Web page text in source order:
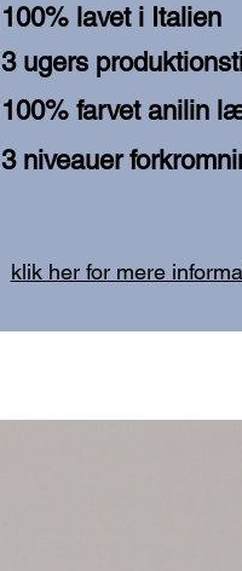
100% lavet i Italien
3 ugers
100% farvet anilin
3 niveauer
klik her for mere